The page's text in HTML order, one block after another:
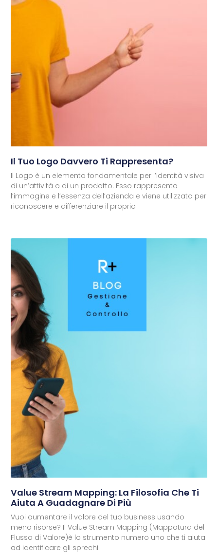
Il Tuo Logo Davvero Ti Rappresenta?
Il Logo è un elemento fondamentale per l’identità visiva
di un’attività o di un prodotto. Esso rappresenta
l’immagine e l’essenza dell’azienda e viene utilizzato per
riconoscere e differenziare il proprio
Value Stream Mapping: La Filosofia Che Ti
Aiuta A Guadagnare Di Più
Vuoi aumentare il valore del tuo business usando
meno risorse? Il Value Stream Mapping (Mappatura del
Flusso di Valore)è lo strumento numero uno che ti aiuta
ad identificare gli sprechi